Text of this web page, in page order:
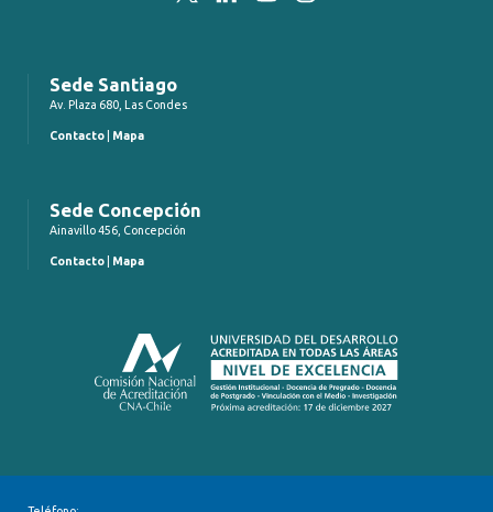
Sede Santiago
Av. Plaza 680, Las Condes
Contacto Mapa
Sede Concepción
Ainavillo 456, Concepción
Contacto Mapa